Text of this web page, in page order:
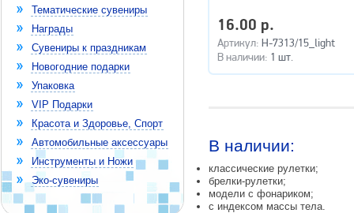
Тематические сувениры
Награды
Сувениры к праздникам
Новогодние подарки
Упаковка
VIP Подарки
Красота и Здоровье, Спорт
Автомобильные аксессуары
Инструменты и Ножи
Эко-сувениры
16.00 р.
Артикул: H-7313/15_light
В наличии: 1 шт.
В наличии:
классические рулетки;
брелки-рулетки;
модели с фонариком;
с индексом массы тела.